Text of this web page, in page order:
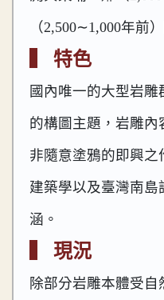
（2,500∼1,000年前
▍ 特色
國內唯一的大型岩
的構圖主題，岩雕
非隨意塗鴉的即興之
建築學以及臺灣南
涵。
▍ 現況
除部分岩雕本體受